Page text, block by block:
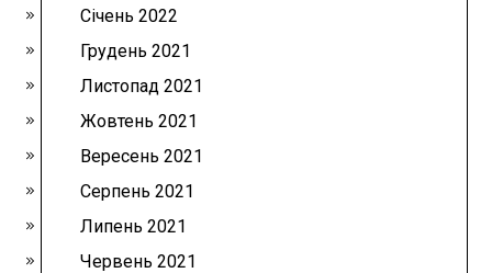
Січень 2022
Грудень 2021
Листопад 2021
Жовтень 2021
Вересень 2021
Серпень 2021
Липень 2021
Червень 2021